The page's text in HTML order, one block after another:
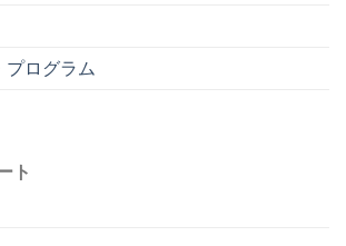
プログラム
ト